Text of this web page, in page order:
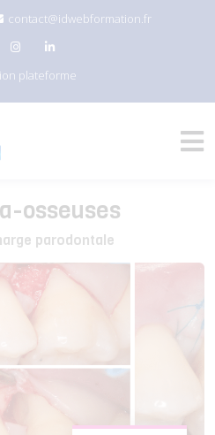
contact@idwebformation.fr
plateforme
osseuses
parodontale